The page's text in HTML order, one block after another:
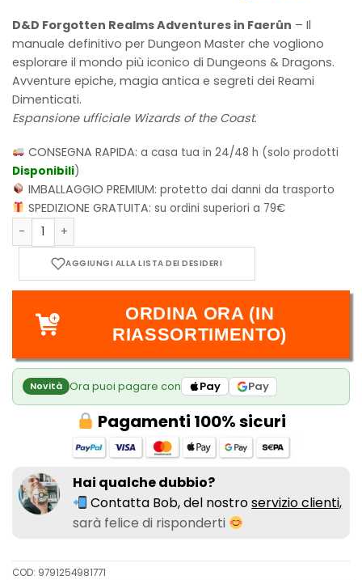
D&D Forgotten Realms Adventures in Faerûn – Il
manuale definitivo per Dungeon Master che vogliono
esplorare il mondo più iconico di Dungeons & Dragons.
Avventure epiche, magia antica e segreti dei Reami
Dimenticati.
Espansione ufficiale Wizards of the Coast.
CONSEGNA RAPIDA:a casa tua in 24/48 h (solo prodotti
Disponibili)
IMBALLAGGIO PREMIUM:protetto dai danni da trasporto
SPEDIZIONE GRATUITA:su ordini superiori a 79€
Candela Obscura quantità
ORDINA ORA (IN
RIASSORTIMENTO)
Novità Ora puoi pagare con Pay Pay
Pagamenti 100% sicuri
Hai qualche dubbio?
Contatta Bob, del nostroservizio clienti,
sarà felice di risponderti
COD: 9791254981771